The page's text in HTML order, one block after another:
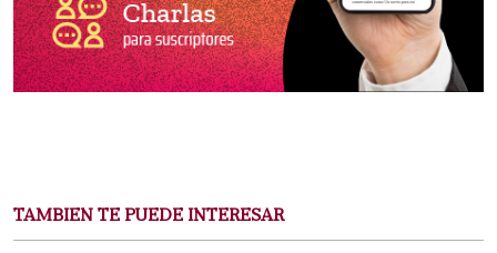
TAMBIEN TE PUEDE INTERESAR